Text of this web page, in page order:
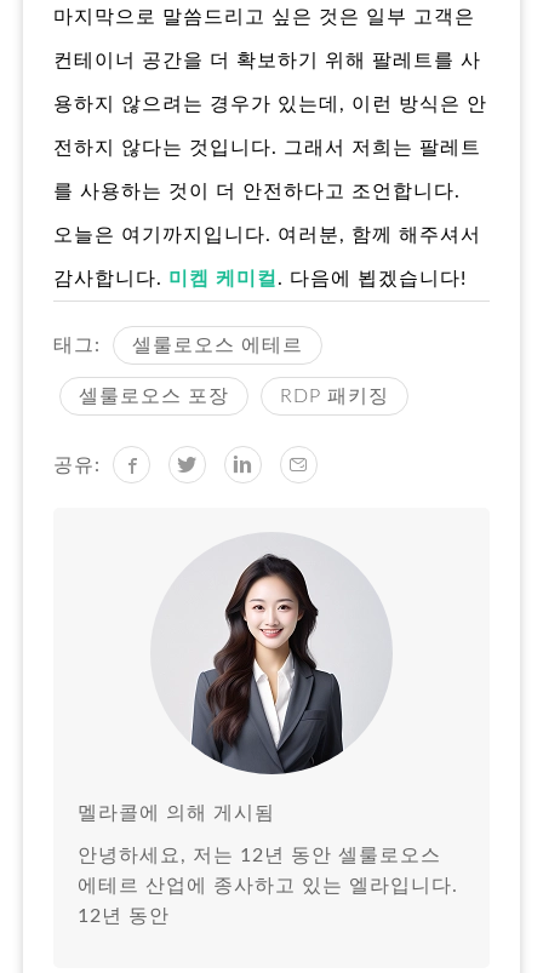
마지막으로 말씀드리고 싶은 것은 일부 고객은
컨테이너 공간을 더 확보하기 위해 팔레트를 사
용하지 않으려는 경우가 있는데, 이런 방식은 안
전하지 않다는 것입니다. 그래서 저희는 팔레트
를 사용하는 것이 더 안전하다고 조언합니다.
오늘은 여기까지입니다. 여러분, 함께 해주셔서
감사합니다. 미켐 케미컬 . 다음에 뵙겠습니다!
태그: 셀룰로오스 에테르
셀룰로오스 포장 RDP 패키징
공유:
멜라콜에 의해 게시됨
안녕하세요, 저는 12년 동안 셀룰로오스
에테르 산업에 종사하고 있는 엘라입니다.
12년 동안